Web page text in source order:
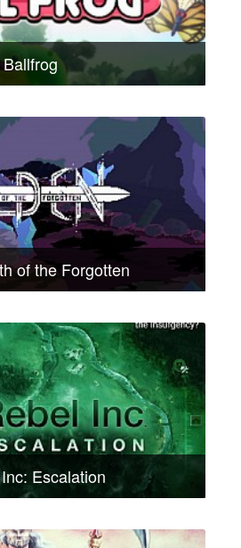
Ballfrog
of the Forgotten
Escalation